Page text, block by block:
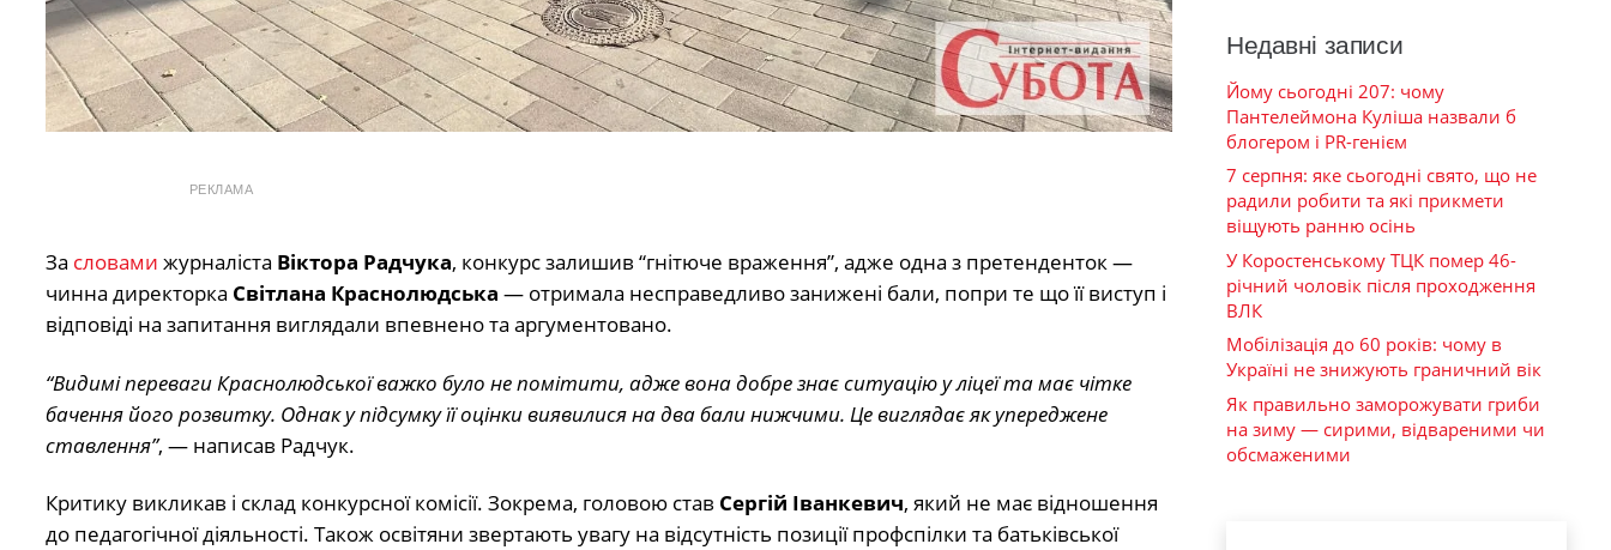
РЕКЛАМА
За словами журналіста Віктора Радчука, конкурс залишив “гнітюче враження”, адже одна з претенденток —
чинна директорка Світлана Краснолюдська — отримала несправедливо занижені бали, попри те що її виступ і
відповіді на запитання виглядали впевнено та аргументовано.
“Видимі переваги Краснолюдської важко було не помітити, адже вона добре знає ситуацію у ліцеї та має чітке
бачення його розвитку. Однак у підсумку її оцінки виявилися на два бали нижчими. Це виглядає як упереджене
ставлення”, — написав Радчук.
Критику викликав і склад конкурсної комісії. Зокрема, головою став Сергій Іванкевич, який не має відношення
до педагогічної діяльності. Також освітяни звертають увагу на відсутність позиції профспілки та батьківської
Недавні записи
Йому сьогодні 207: чому
Пантелеймона Куліша назвали б
блогером і PR-генієм
7 серпня: яке сьогодні свято, що не
радили робити та які прикмети
віщують ранню осінь
У Коростенському ТЦК помер 46-
річний чоловік після проходження
ВЛК
Мобілізація до 60 років: чому в
Україні не знижують граничний вік
Як правильно заморожувати гриби
на зиму — сирими, відвареними чи
обсмаженими